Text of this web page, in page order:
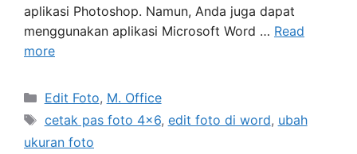
aplikasi Photoshop. Namun, Anda juga dapat
menggunakan aplikasi Microsoft Word … Read
more
Categories
Edit Foto, M. Office
Tags
cetak pas foto 4x6, edit foto di word, ubah
ukuran foto